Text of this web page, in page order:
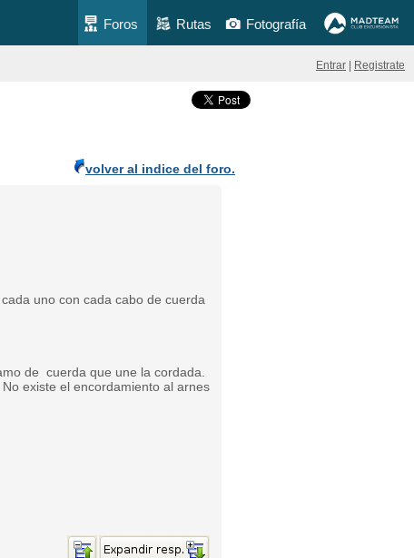
Foros Rutas Fotografía
Entrar Registrate
volver al indice del foro.
uno con cada cabo de cuerda
de cuerda que une la cordada.
existe el encordamiento al arnes